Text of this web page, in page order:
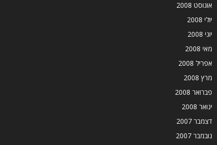
אוגוסט 2008
יולי 2008
יוני 2008
מאי 2008
אפריל 2008
מרץ 2008
פברואר 2008
ינואר 2008
דצמבר 2007
נובמבר 2007